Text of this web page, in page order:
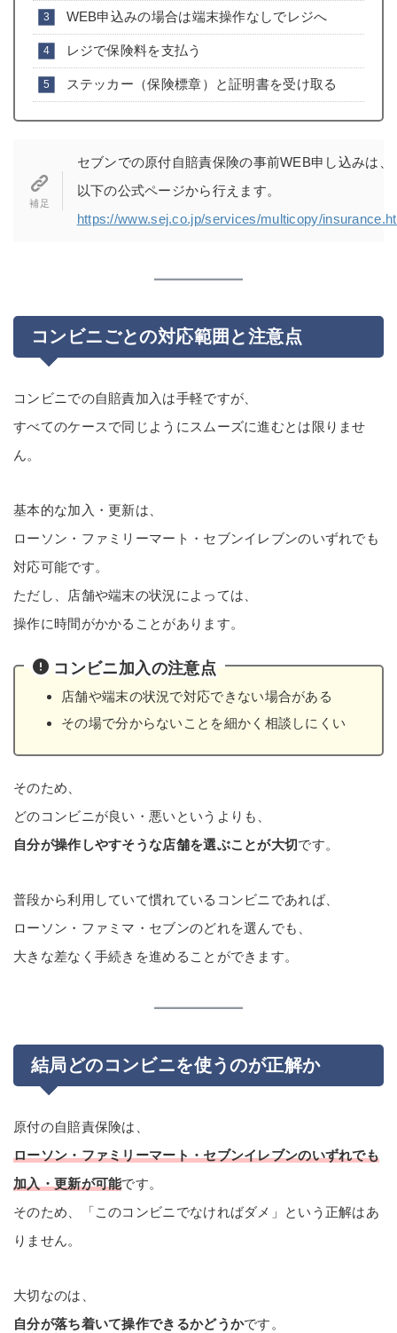
WEB申込みの場合は端末操作なしでレジへ
レジで保険料を支払う
ステッカー（保険標章）と証明書を受け取る
セブンでの原付自賠責保険の事前WEB申し込みは、
以下の公式ページから行えます。
https://www.sej.co.jp/services/multicopy/
コンビニごとの対応範囲と注意点
コンビニでの自賠責加入は手軽ですが、
すべてのケースで同じようにスムーズに進むとは限りませ
ん。
基本的な加入・更新は、
ローソン・ファミリーマート・セブンイレブンのいずれでも
対応可能です。
ただし、店舗や端末の状況によっては、
操作に時間がかかることがあります。
コンビニ加入の注意点
店舗や端末の状況で対応できない場合がある
その場で分からないことを細かく相談しにくい
そのため、
どのコンビニが良い・悪いというよりも、
自分が操作しやすそうな店舗を選ぶことが大切です。
普段から利用していて慣れているコンビニであれば、
ローソン・ファミマ・セブンのどれを選んでも、
大きな差なく手続きを進めることができます。
結局どのコンビニを使うのが正解か
原付の自賠責保険は、
ローソン・ファミリーマート・セブンイレブンのいずれでも
加入・更新が可能です。
そのため、「このコンビニでなければダメ」という正解はあ
りません。
大切なのは、
自分が落ち着いて操作できるかどうかです。